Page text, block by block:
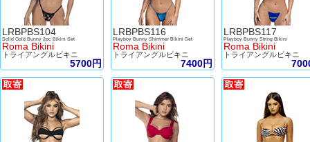
LRBPBS104
Solid Gold Bunny 2pc Bikini Set
Roma Bikini
トライアングルビキニ
5700円
LRBPBS116
Playboy Bunny Shimmer Bikini Set
Roma Bikini
トライアングルビキニ
7400円
LRBPBS117
Playboy Bunny String Bikini
Roma Bikini
トライアングルビキニ